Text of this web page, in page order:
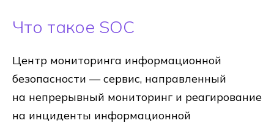
Что такое SOC
Центр мониторинга информационной
безопасности — сервис, направленный
на непрерывный мониторинг и реагирование
на инциденты информационной